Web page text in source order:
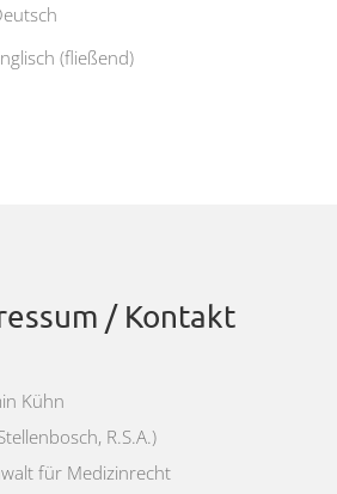
(fließend)
/ Kontakt
Kühn
R.S.A.)
für Medizinrecht